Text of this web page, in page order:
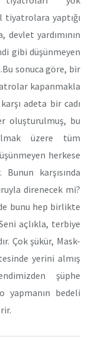
tiyatrolara yaptığı
devlet yardımının
gibi düşünmeyen
sonuca göre, bir
kapanmakla
adeta bir cadı
oluşturulmuş, bu
üzere tüm
herkese
karşısında
direnecek mi?
bunu hep birlikte
açlıkla, terbiye
Çok şükür, Mask-
yerini almış
şüphe
yapmanın bedeli